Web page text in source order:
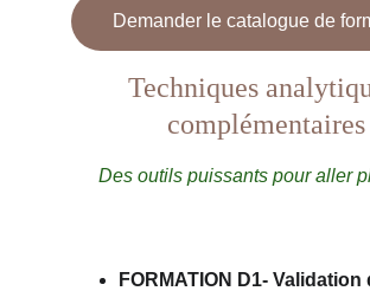
Demander le catalogue de
Techniques
complémentaires
Des outils puissants pour aller
FORMATION D1- Validation